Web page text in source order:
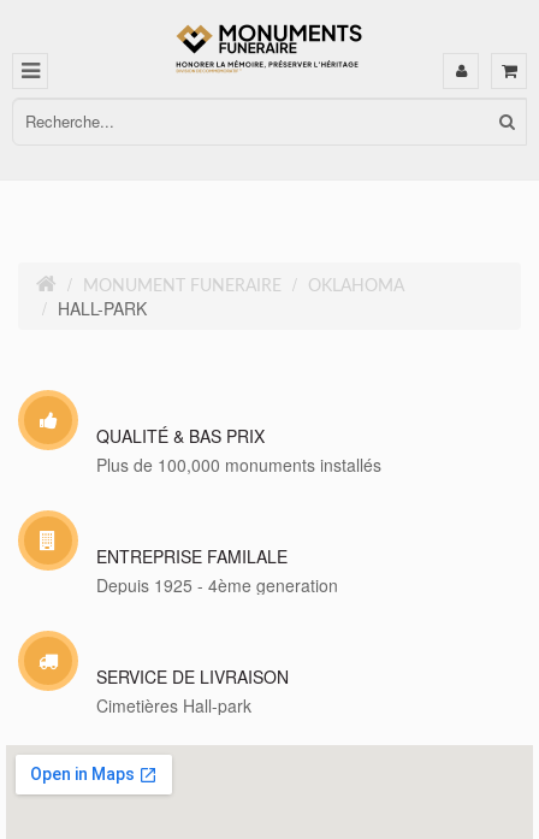
MONUMENT FUNERAIRE OKLAHOMA
HALL-PARK
QUALITÉ & BAS PRIX
Plus de 100,000 monuments installés
ENTREPRISE FAMILALE
Depuis 1925 - 4ème generation
SERVICE DE LIVRAISON
Cimetières Hall-park